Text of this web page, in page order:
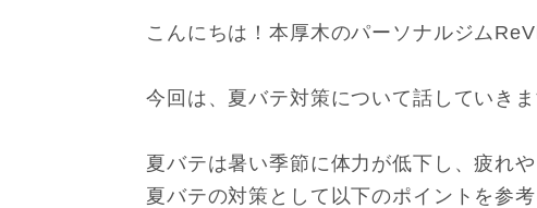
こんにちは！本厚木のパーソナルジム
今回は、夏バテ対策について話していきま
夏バテは暑い季節に体力が低下し、疲れ
夏バテの対策として以下のポイントを参